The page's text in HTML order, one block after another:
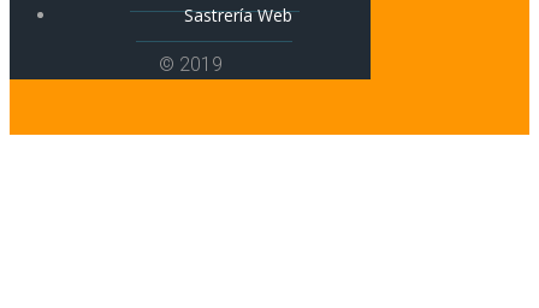
Sastrería Web
© 2019